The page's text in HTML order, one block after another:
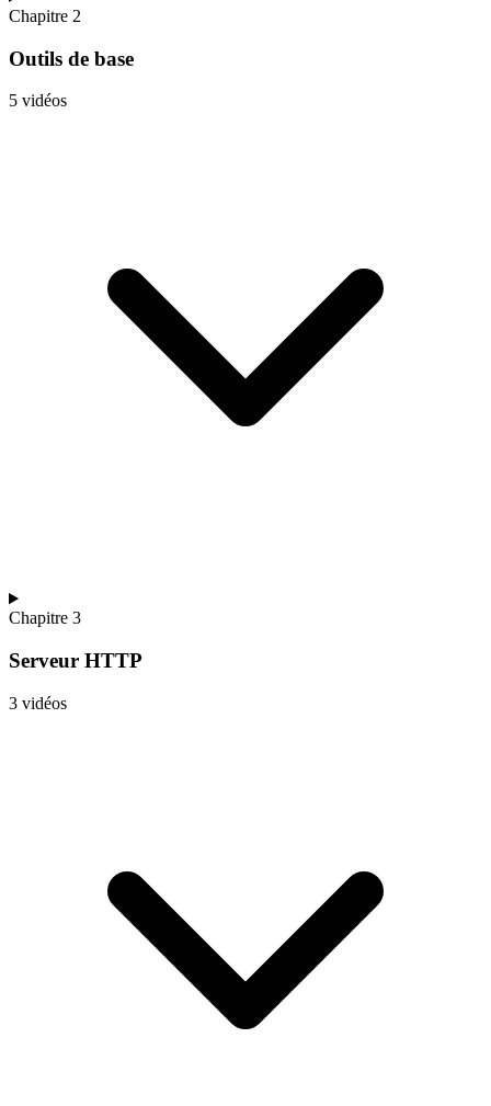
Chapitre 2
Outils de base
5 vidéos
Chapitre 3
Serveur HTTP
3 vidéos